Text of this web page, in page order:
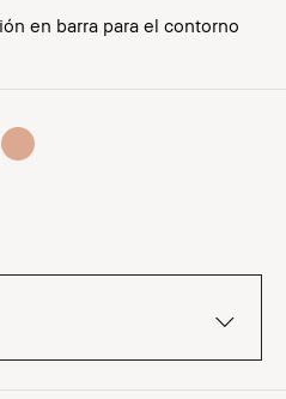
en barra para el contorno